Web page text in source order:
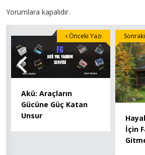
Yorumlara kapalıdır.
Akü: Araçların
Gücüne Güç Katan
Unsur
Önceki Yazı
İçin
Sonraki